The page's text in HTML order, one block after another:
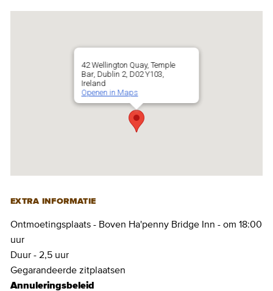
42 Wellington Quay, Temple
Bar, Dublin 2, D02 Y103,
Ireland
Openen in Maps
EXTRA INFORMATIE
Ontmoetingsplaats - Boven Ha'penny Bridge Inn - om 18:00
uur
Duur - 2,5 uur
Gegarandeerde zitplaatsen
Annuleringsbeleid